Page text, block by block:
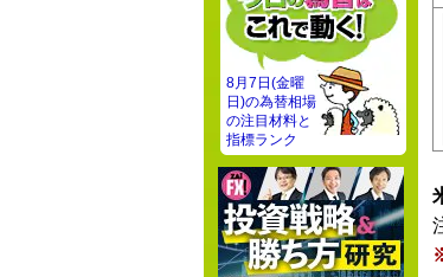
8月7日(金曜
日)の為替相場
の注目材料と
指標ランク